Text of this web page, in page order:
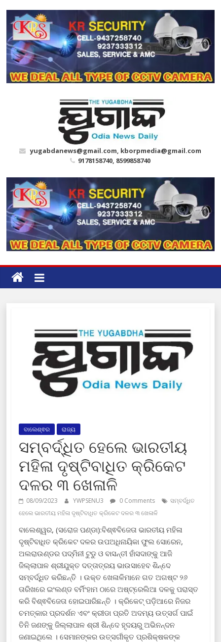
content
yugabdanews@gmail.com, kborpmedia@gmail.com
9178158740, 8599858740
ବାଲେଶ୍ଵର ରାଜ୍ୟ
ସମ୍ବର୍ଦ୍ଧିତ ହେଲେ ଭାରତୀୟ
ମହିଳା ଦୃଷ୍ଟିବାଧିତ କ୍ରିକେଟ
ଦଳର ୩ ଖେଳାଳି
08/09/2023 YWPSENU3 0 Comments
ସମ୍ବର୍ଦ୍ଧିତ
ହେଲେ ଭାରତୀୟ ମହିଳା ଦୃଷ୍ଟିବାଧିତ କ୍ରିକେଟ ଦଳର ୩ ଖେଳାଳି
ବାଲେଶ୍ୱର, (ସରୋଜ ପଣ୍ଡା):ବିଶ୍ଵବିଜେତା ଭାରତୀୟ ମହିଳା
ଦୃଷ୍ଟିବାଧିତ କ୍ରିକେଟ ଦଳର ଉପଅଧିନାୟିକା ଫୁଲ ସୋରେନ,
ଅଲରାଉଣ୍ଡର ପଦ୍ମିନୀ ଟୁଡୁ ଓ ବାସନ୍ତୀ ହାଁସଦାଙ୍କୁ ଆଜି
ଜିଲ୍ଲାପାଳ ଶ୍ରୀଯୁକ୍ତ ଦତ୍ତାତ୍ରୟ ଭାଉସାହେବ ଶିନ୍ଦେ
ସମ୍ବର୍ଦ୍ଧିତ କରିଛନ୍ତି । ଉକ୍ତ ଖେଳାଳିମାନେ ଗତ ଅଗଷ୍ଟ ୨୬
ତାରିଖରେ ଇଂଲଣ୍ଡ ବର୍ମିଂହାମ ଠାରେ ଅଷ୍ଟ୍ରେଲିଆ ଦଳକୁ ପରାସ୍ତ
କରି ବିଶ୍ଵବିଜେତା ହୋଇପାରିଛନ୍ତି । କ୍ରିକେଟ୍ ପଡ଼ିଆରେ ନିଜର
ଚମତ୍କାର ପ୍ରଦର୍ଶନ ଏବଂ କ୍ରୀଡା ପ୍ରତି ଅଦମ୍ୟ ଉତ୍ସର୍ଗ ପାଇଁ
ତିନି ଜଣଙ୍କୁ ଜିଲ୍ଲାପାଳ ଶ୍ରୀ ଶିନ୍ଦେ ହୃଦୟରୁ ଅଭିନନ୍ଦନ
ଜଣାଇଥିଲେ । ସେମାନଙ୍କର ଉତ୍ସର୍ଗୀକୃତ ପ୍ରଶିକ୍ଷକଙ୍କ